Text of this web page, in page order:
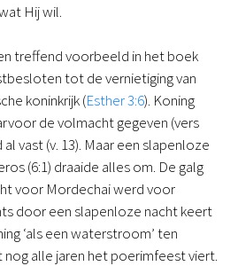
Hij wil.
treffend voorbeeld in het boek
tot de vernietiging van
koninkrijk (Esther 3:6). Koning
de volmacht gegeven (vers
vast (v. 13). Maar een slapenloze
(6:1) draaide alles om. De galg
voor Mordechai werd voor
door een slapenloze nacht keert
‘als een waterstroom’ ten
nog alle jaren het poerimfeest viert.